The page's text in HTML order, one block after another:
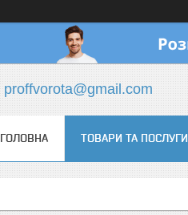
proffvorota@gmail.com
ГОЛОВНА ТОВАРИ ТА ПОСЛУГИ